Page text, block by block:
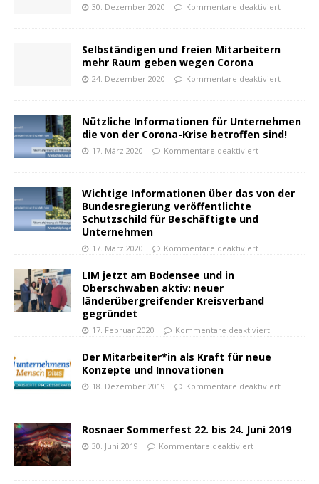
30. Dezember 2020 Kommentare deaktiviert
Selbständigen und freien Mitarbeitern
mehr Raum geben wegen Corona
24. Dezember 2020 Kommentare deaktiviert
Nützliche Informationen für Unternehmen
die von der Corona-Krise betroffen sind!
17. März 2020 Kommentare deaktiviert
Wichtige Informationen über das von der
Bundesregierung veröffentlichte
Schutzschild für Beschäftigte und
Unternehmen
17. März 2020 Kommentare deaktiviert
LIM jetzt am Bodensee und in
Oberschwaben aktiv: neuer
länderübergreifender Kreisverband
gegründet
17. Februar 2020 Kommentare deaktiviert
Der Mitarbeiter*in als Kraft für neue
Konzepte und Innovationen
18. Dezember 2019 Kommentare deaktiviert
Rosnaer Sommerfest 22. bis 24. Juni 2019
30. Juni 2019 Kommentare deaktiviert